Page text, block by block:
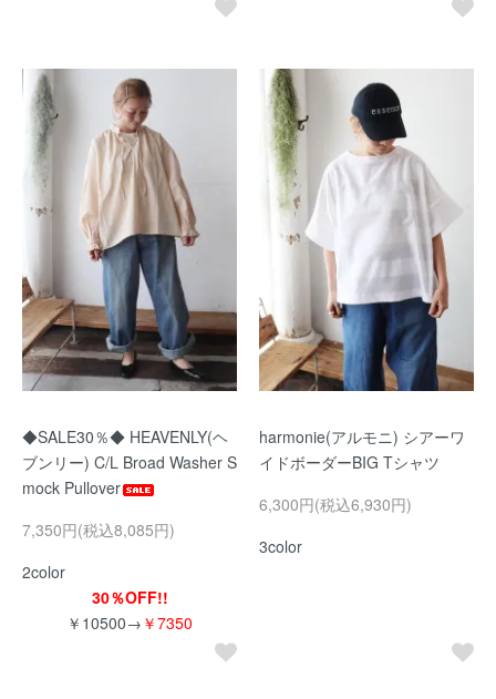
◆SALE30％◆ HEAVENLY(ヘ
ブンリー) C/L Broad Washer S
mock Pullover
7,350円(税込8,085円)
2color
30％OFF!!
￥10500→ ￥7350
harmonie(アルモニ) シアーワ
イドボーダーBIG Tシャツ
6,300円(税込6,930円)
3color